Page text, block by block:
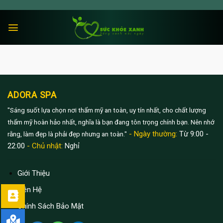
content
ADORA SPA
"Sáng suốt lựa chọn nơi thẩm mỹ an toàn, uy tín nhất, cho chất lượng
thẩm mỹ hoàn hảo nhất, nghĩa là bạn đang tôn trọng chính bạn. Nên nhớ
rằng, làm đẹp là phải đẹp nhưng an toàn." - Ngày thường: Từ 9:00 -
22:00 - Chủ nhật: Nghỉ
Giới Thiệu
Liên Hệ
Chính Sách Bảo Mật